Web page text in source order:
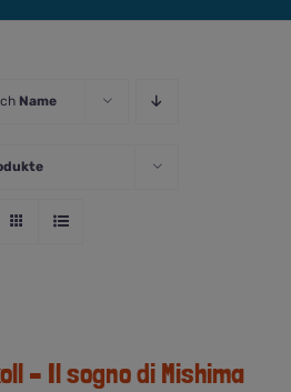
Name
– Il sogno di Mishima